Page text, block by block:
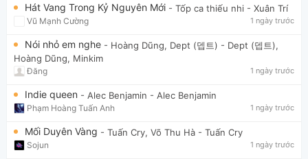
Hát Vang Trong Kỷ Nguyên Mới - Tốp ca thiếu nhi - Xuân Trí
Vũ Mạnh Cường 1 ngày trước
Nói nhỏ em nghe - Hoàng Dũng, Dept (뎁트) - Dept (뎁트),
Hoàng Dũng, Minkim
Đăng 1 ngày trước
Indie queen - Alec Benjamin - Alec Benjamin
Phạm Hoàng Tuấn Anh 1 ngày trước
Mối Duyên Vàng - Tuấn Cry, Võ Thu Hà - Tuấn Cry
Sojun 1 ngày trước